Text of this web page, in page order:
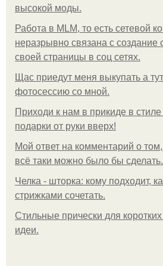
высокой моды.
Работа в MLM, то есть сетевой
неразрывно связана с создание
своей страницы в соц сетях.
Щас приедут меня выкупать а
фотосессию со мной.
Приходи к нам в прикиде в
подарки от руки вверх!
Мой ответ на комментарий о
всё таки можно было бы сделать.
Челка - шторка: кому подходит,
стрижками сочетать.
Стильные прически для
идеи.